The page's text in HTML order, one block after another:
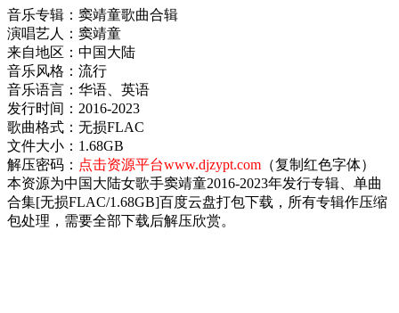
音乐专辑：窦靖童歌曲合辑
演唱艺人：窦靖童
来自地区：中国大陆
音乐风格：流行
音乐语言：华语、英语
发行时间：2016-2023
歌曲格式：无损FLAC
文件大小：1.68GB
解压密码： 点击资源平台www.djzypt.com （复制红色字体）
本资源为中国大陆女歌手窦靖童2016-2023年发行专辑、单曲
合集[无损FLAC/1.68GB]百度云盘打包下载，所有专辑作压缩
包处理，需要全部下载后解压欣赏。